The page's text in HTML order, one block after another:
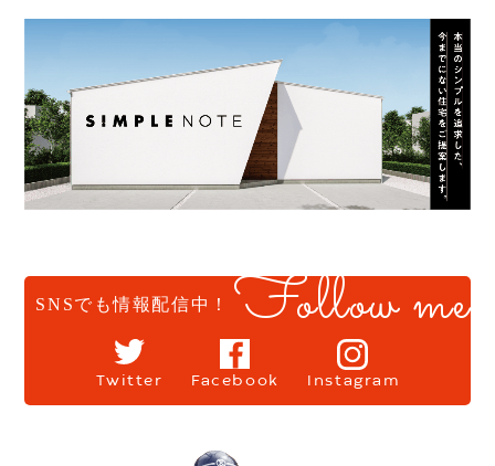
SNSでも情報配信中！ Follow me
Twitter Facebook Instagram